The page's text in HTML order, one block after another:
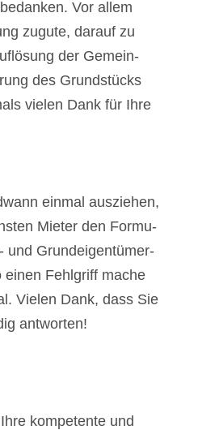
Vor allem
zugu­te, dar­auf zu
der Gemein­
des Grund­stücks
vie­len Dank für Ihre
ein­mal aus­zie­hen,
Mie­ter den For­mu­
und Grund­ei­gen­tü­mer­
Fehl­griff mache
Vie­len Dank, dass Sie
ant­wor­ten!
kom­pe­ten­te und